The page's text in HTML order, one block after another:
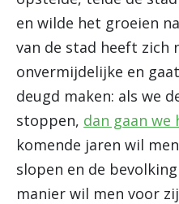
en wilde het groeien
van de stad heeft zich
onvermijdelijke en
deugd maken: als we
stoppen, dan gaan we
komende jaren wil
slopen en de
manier wil men voor